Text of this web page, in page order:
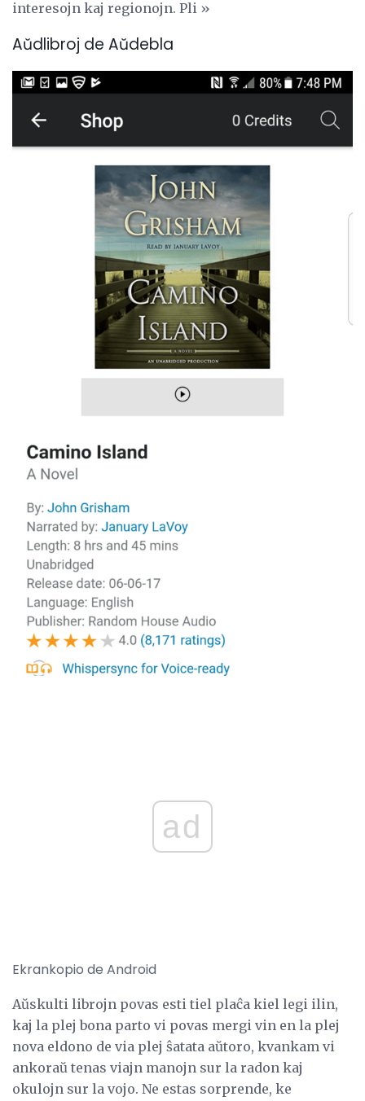
interesojn kaj regionojn. Pli »
Aŭdlibroj de Aŭdebla
ad
Ekrankopio de Android
Aŭskulti librojn povas esti tiel plaĉa kiel legi ilin,
kaj la plej bona parto vi povas mergi vin en la plej
nova eldono de via plej ŝatata aŭtoro, kvankam vi
ankoraŭ tenas viajn manojn sur la radon kaj
okulojn sur la vojo. Ne estas sorprende, ke